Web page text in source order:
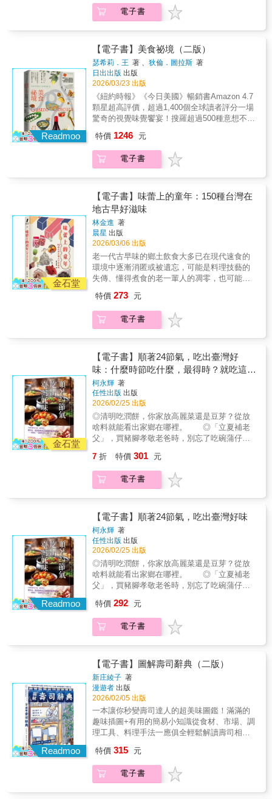
家的重要歷史背景簡介，還是哈瓦為每份食譜
所注入的周嚴細心。這本書讓人明顯感受到愛
與希望，我知道我一定會不時回來重讀。」
──Studio ATAO的主廚、教育家兼執行董事珍
妮‧多西（Jenny Dorsey）「流離失所不是一種
選擇──沒有人想要離開自己的家園。他們不是
被趕出去，就是為了逃避死亡和不公而離開。
即使這些流離失所的人離家鄉很遠很遠，他們
仍然可以聚在餐桌邊，找到自己的社群。在書
中，哈瓦美妙地向這些人、他們的故事和使他
們聚在一起的食譜致敬。」──美好市集的創辦
人卡瑪爾‧穆札瓦克「我好愛這本書！它讓我
我們的生活中重現家園的飲食有多麼重要。這
本書重現了流離失所、戰爭和韌性所帶來的感
受。」──婦女互助國際組織（Women for
for Earth）的作家和創辦人扎伊納布‧薩勒比
（Zainab Salbi）
民肖像◆ 黎巴嫩貝魯特的社運人士兼社區籌劃
者麥奇；剛果民主共和國金夏沙的愛蜜莉，大
家都跟她買貝涅餅；住在薩爾瓦多巴爾薩摩山
咖啡的種植、烘焙、品飲和分享是一種生活態
度。 ◆特別收錄◆透過QR碼聆聽所有食譜的發
音，在學習料理的同時，也學會說出每一道食
譜的正確名稱。在地的口音，把看似遙遠的國
度，拉近我們身邊。 無論外在的局勢如何，我
們為了還能聚在一起吃飯而感到溫暖。【更多
好評】「哈瓦很擅長透過故事將食物和情感交
只是一本食譜書，還是一趟在難以想像的失去
與混亂中獲得療癒的旅程。在每一章，我都有
學習到和感受到一些新的事物，無論是每個國
與希望，我知道我一定會不時回來重讀。」
──Studio ATAO的主廚、教育家兼執行董事珍
妮‧多西（Jenny Dorsey）「流離失所不是一種
選擇──沒有人想要離開自己的家園。他們不是
被趕出去，就是為了逃避死亡和不公而離開。
即使這些流離失所的人離家鄉很遠很遠，他們
仍然可以聚在餐桌邊，找到自己的社群。在書
中，哈瓦美妙地向這些人、他們的故事和使他
們聚在一起的食譜致敬。」──美好市集的創辦
人卡瑪爾‧穆札瓦克「我好愛這本書！它讓我
我們的生活中重現家園的飲食有多麼重要。這
本書重現了流離失所、戰爭和韌性所帶來的感
受。」──婦女互助國際組織（Women for
for Earth）的作家和創辦人扎伊納布‧薩勒比
（Zainab Salbi）
它絕對不嫌晚，歡迎來到了解得愈多就愈深奧
的「發酵世界」！
解、藉由練習與累積而來的素養。本書將從各
種飲食相關的面向，探討「美味」背後的祕
密：  一萬元的料理，真的比一千元的料
以被量化嗎？  如何判斷不同料理的價
值？  國家GDP的高低，等於其飲食文化
的豐富程度？  除了「好吃」，料理真正
追求的是什麼？  如何用5,000日圓，展開
你的美食評鑑之旅？  如何看待料理中的
「化學調味料」？  一位「懂吃」的老
饕，是怎麼養成的？  一流料理人都在做
差？  法式、義式、壽司或漢堡？白松
露、和牛、鮪魚或野味？商務社交必備的素
養，完整升級！ 當你開始看見這些料理背
飯，也能轉化為更精采的「知性體驗」！「日
日三餐，懂吃的人最好命！」翻開本書之前，
寫給所有愛吃鬼讀者的一段話： 「想吃美
味可口的食物」，絕大多數的人，都具有這樣
的本能。 另一方面，人們也會這麼
想： 「外食固然愉快，但只要考慮到其性
價比，有時還是會讓人覺得後悔。」 「像
是去了一家口碑很好的熱門餐廳，結果卻敗興
而歸。」 「說穿了，其實對於『美味』這
件事，每個人都有一套自己的標準……」
多的味道填飽肚子即可。」 「反正一天得
吃三次飯，偶爾吃得隨便一點也無
妨……」 像這樣想的人，我想應該不在少
餐食當一回事時，心裡不會有點內疚嗎？
餐食分為三個層次： 1.攝取營養；2.好吃；
3.美味 當我們要認真面對餐食之際，我希
望各位能明確區分這三種不同的層次，並給予
清楚的定義： 1.是一種求生行為。 2.是
一種本能的欲望。 3.則是一種文化上對知
識的好奇心。 以往我們習慣把所有餐食都
混為一談，故而找不到欣賞「飲食」的方
「好吃」而到餐廳用餐。 您會選擇什麼樣
呢？ 餐食，會呈現出一個人的生活態
度。 這本書，並不是為了那些想被追捧成
「老饕」或「美食家」的人所寫的成名指
南。 「我希望能不受他人的標準擺布，好
好享受用餐的樂趣。」 「我想知道那些不
斷推陳出新的『美味背後』，藏著什麼祕
密。」 「我想了解那些活躍於餐飲第一線
的職人，有哪些創意巧思。」 這本書，把
餐食定位為「豐富人生的方法」，而不是只為
了「攝取營養」。 若能具備本書中的素
養，就能澄清您對美食的誤解， 未來，還
有作為「知性體驗」的餐食，等您來品
嘗。 餐廳、廚師、顧客、日本、世
界。 我將從各種餐飲相關的切入點，探討
「美味」背後的故事。 美食，並不等於
現在，就讓我來為您介紹， 一位對「持續
創造文化的廚師」鍾情不已的美食家，他的所
思所想。
世界的植物性蛋白質平民食材， 閱讀研究豐
富、饒富趣味的放洋歷史與各種軼事。 ▍「豆
中軟玉香。」──蘇軾，〈贈南屏謙師〉，約一
○九一 ▍從淮南王的長生仙藥到俄羅斯的高麗
人流放地，豆腐進入人類的文明與生活日常的
坎坷旅程。 ＼＼走入一段令人驚異的豆腐全球
史／／ ＼＼窺探「平民超級食物」的靈魂與變
貌／／ 過去，在西方人眼中，豆腐就像小孩眼
中的紅蘿蔔：必須搗得稀碎、完全看不見並深
藏在千層焗烤裡才能下嚥；還有，只有「儀式
感」沒有「滿足感」的豆腐蛋糕，曾是許多中
淡無味的素食代用品，成為全球瘋搶的「植物
肉」蛋白質攝取主要來源，連乳酪蛋糕都可以
豆腐來替代乳酪（附食譜）。 平民超級食物
「豆腐」，自「意外」（起源傳說之一）誕生
以來，歷經約兩千年的史詩旅程，流浪中原、
日、韓、東亞、南亞、中亞、俄羅斯、非洲與
南美大陸等地，曾經被高高捧起，也被重摔在
地；歷經坎坷，終於成功進入了西方人的餐
桌。究竟，為何西方社會要去接受一塊平凡的
白色豆腐會這麼地艱難呢？作者羅素．湯瑪斯
翻閱十九世紀末諸多遊記與見聞的結論：這個
鍋，當由那些年旅行東方的西方富裕階層人士
氣的豆漿凝結物，承載了人類流動的記憶。 羅
素．湯瑪斯熱愛美食，追根究柢，從兩千年前
淮南王劉安的煉丹爐聊起，旁徵博引，爬梳豐
富文獻資料，從古代創世神話、研究文獻、藥
行者的遊記；探索豆腐的發明起源，製作方法
（可能）跟隨著遊牧民族的遷徙而流傳；從神
明、貴族的食物，下凡至民間，深入平民日常
飲食生活的種種變貌與文化象徵，以及當前的
大豆與豆腐產業鏈對生活環境的影響。 ▍我們
從來沒有思考過的豆腐冷知識： ❏ 起源之謎：
考據顯示，豆腐可能根本「並非源自中國」？
❏ 停留與流動：豆腐如何經由人群的遷徙而在
異鄉紮根 ❏ 語言禁忌：為什麼廣東話「食豆
腐」是種侮辱？ ❏ 文化象徵：在各地的常民生
活中的生活變貌。 ❏ 環保永續：一方白色的豆
腐，如何影響當今全球的環境永續與未來？ ＼
＼Ｑues.問題：豆腐是&hellip;&hellip;／／ 1.淮
南王劉安的長生仙藥 2.死去神明的大腦所化 3.
皆是。／／ 這是一部豆腐的世界史：再平凡不
過的平民食材「豆腐」放洋至全球的歷史，歷
經貶抑、頌讚，直達西方餐桌。我們閱讀，豆
腐經由人類的流動而旅行，透過歷史學家、中
醫師、移民、流放者、西方旅行者、餐館主理
人以及豆腐商人之眼，看見豆腐旅行、停留於
世界各地常民生活裡的實況敘事。 ▍人物與軼
豆腐。 ★日本漫畫《博兒的東瀛紀行》主角
「伊莎貝拉．博德」和豆腐有過數次不愉快的
邂逅。 ★日本NHK二○二五年晨間劇《怪談夫
妻》主角小泉八雲是老外，日本愛妻爆料他吃
安」煉丹的時候意外發明豆腐。 ★「豆腐」名
稱最早出現在十世紀的書《清異錄》。 ★安徽
副知州時戢戮力為公，不吃肉改吃素豆腐，當
地人戲稱為「小宰羊」。 ★豆腐古稱「黎祁」
真正起源至今依然成謎；最早記載於陸游的詩
作〈鄰曲〉。 ★孫逸仙曾說「大豆數千年來一
直被用作肉類替代品」並建議「在歐美各大城
市建立豆製品工廠」。 ★李石曾在巴黎開設了
歐洲第一家豆腐工廠「豆乳製品工廠」
Soja&iuml;ne）。 ★周恩來、鄧小平都曾因為
「勤工儉學」計畫，在李石曾的巴黎工廠工
作。 還有更多！ ▍好評推薦 ★「湯瑪斯這本
電子書
Readmoo
【電子書】美食祕境（二版）
瑟希莉．王 著 、狄倫．圖拉斯 著
日出出版 出版
2026/03/23 出版
《紐約時報》《今日美國》暢銷書Amazon 4.7
顆星超高評價，超過1,400個全球讀者評分一場
驚奇的視覺味覺饗宴！搜羅超過500種意想不到
烹飪傳統！「吃」可能是旅行經驗中最讓人深
入沉浸、直搗內心的一環了。需要每個感官的
參與：從小巷中廚房傳來的碗盤碰撞聲，熱油
世界各地的人因為飲食的必要和愉悅而彼此相
繫，若想窺見某地的核心，透過食物來體會是
最快的方式。準備好要來一杯智利的霧製啤酒
了嗎？還是來一份薩丁尼亞島的「神之紗線」
義大利麵？又或者是擁有2,000年技術傳承的埃
及爐烤蛋？還是美國奧勒岡州森林的罕見真菌
自助餐？涵蓋世界七大洲，滿載珍稀食材、美
食冒險和可食用的奇觀。令人歎為觀止的吃食
指南及故事，改變你對全球人類飲食的看法。
《美食祕境》不只是一份不尋常或出乎意料的
活中和腸胃中的重要地位，甚至還觸及各個層
面──歷史：追尋古羅馬魚露工廠的脈絡文化：
記錄400萬名婦女齊聚製作米布丁旅行：搭乘高
和國一年一度數千名男性集體搶魚還有其他更
多隱藏驚喜，像是全年無休的牡蠣自動販賣
機、每晚變身為塔可攤的汽車修理廠⋯⋯以及
彙整出你可能想進一步認識的「飲食先驅」故
事、所有人耳熟能詳的「家庭必備食材」，以
及「出走的美味」見證飲食文化在世界的流
轉⋯⋯每一頁內容都能滿足你身體及心靈的好
奇心與渴望。Airbnb認證投資，最炙手可熱的
食文章及1,350道獨特食物及飲料介紹。Atlas
立於2009年，旨在介紹世界各地最有趣、珍
奇、冷僻、不為人知的旅遊地點及體驗，他們
向網友募集世界私房景點，旅遊文章涵蓋歷
史、科學、飲食、奇人異事等主題。在獲得包
含《紐約時報》在內的投資者資金後，他們開
始了旅遊導覽服務，並於2017年底，新增加了
Gastro Obscura內容，介紹世界上最獨特的地
方美食及各種飲食故事。2019年，Atlas
Obscura獲得來自Airbnb的2,000萬美元投資，
經營重心加強至提供更多元的旅遊行程，以及
各種短程旅行和體驗課程／行程。不同於一般
傳統旅行團，他們設計了諸如前往墨西哥見證
帝王蝶遷徙，或是到里斯本學習製作葡式蛋塔
等更深入在地文化且與眾不同的主題行程。
2020年由華倫．韋伯斯特（Warren Webster）
出任新任CEO，他過去曾任新聞平台Patch
（Gwyneth Paltrow）的生活風格品牌goop的營
運長，及時尚部網站Coveteur的總裁兼CEO。
目前Atlas Obscura網站每個月有600萬訪客，
並擁有超過22,000個由世界各地網友所提供的
景點、11,000則旅遊文章以及上千團旅遊體
驗。因應COVID-19的影響，也開啟了線上課程
／體驗、Podcast及深度主題影片等服務，並於
量驚人的華麗照片，與其說令人垂涎，更像是
讓人大開眼界，滿足了（而且通常是平息了）
不出門美食家的胃口。結合120國及各大洲……
他們創造出美食的珍奇屋。──《紐約時報》
特價 1246 元
電子書
金石堂
【電子書】味蕾上的童年：150種台灣在
地古早好滋味
林金進 著
晨星 出版
2026/03/06 出版
老一代古早味的鄉土飲食大多已在現代速食的
環境中逐漸消匿或被遺忘，可能是料理技藝的
失傳、懂得煮食的老一輩人的凋零，也可能是
現代人附庸懷舊的新鮮味。書中所述種種飲食
記憶與紀錄，是來自一位從小生長在近海小農
村花甲男孩的浪漫，一股單純的起心動念，將
的簡單過日。本書超過150種的鄉土飲食：諸如
番薯簽、蔗糖稀飯、烏魚米粉、火雞肉飯、豬
油拌飯、絲瓜豆簽、羹麵、炸粿、米血、米
腸、炕肉飯、竹蟶、赤嘴漬、炒五鬚蝦、曇花
排骨、腥仔魚、四腳湯、炒蝸牛肉、虎鰻、肚
猴、菜尾湯、芋懷、風吹筍、醃芭樂、燒酒
螺、甜米糕捲、炸年糕、芋粿巧、肉捲、炸絲
瓜花、紅漬芒果乾、免煎粿、炕窯番薯、番仔
豆、薑柿餅蛋、醃桃子……不管是否耳熟能詳
或任你一頭霧水，聽過沒看過、想過沒吃過、
舌尖回味無窮。本書特色1.專家常言童年飲食
的記憶會影響未來一生的飲食習慣，甚至對於
美食的鑑賞能力或故鄉的回憶也肇基於童年的
古早食物超過一百五十種，藉由食物來喚回
三、四、五、六年級生對童年的記憶，以及物
質匱乏但精神生活滿足的美好年代，形塑屬於
台灣在地的古早飲食文化。2.一文搭配一圖方
式呈現，重現古早味食物原型韻味，補足曾吃
過或未曾吃過的現代讀者一種閱讀想像與享
受。這些食物，可能因會烹製的老人凋零而消
文字、照片，將這份美好的飲食記憶分享給眾
人，並傳承給下一代。
特價 273 元
電子書
金石堂
【電子書】順著24節氣，吃出臺灣好
味：什麼時節吃什麼，最得時？就吃這一
道道被時光浸潤過的臺灣美味—錯過了，
就得再等一年。
柯永輝 著
任性出版 出版
2026/02/25 出版
◎清明吃潤餅，你家放高麗菜還是豆芽？從放
啥料就能看出家鄉在哪裡。 ◎「立夏補老
父」，買豬腳孝敬老爸時，別忘了吃碗蒲仔
菜，在處暑時最適合供「好兄弟」填飽肚
子。 ◎要不超喜歡，要不超討厭，臺灣人
對茄子的喜好，沒有中間路線──立秋。 什麼時
他出生、成長於北投閩南家庭。 家中長輩
是臺灣傳統酒家菜餐廳的股東， 學生時
期，當同學們的午餐鐵盒裡躺著樸實的滷蛋和
豆干時， 他的便當蓋一掀，蒸騰出的卻是
蒲燒鰻、大蝦，或是炒什錦雞蛋麵的香
氣。 前一晚餐廳剩下的「食材」，總是華
麗轉身，成了他午餐的豪華陣容。 政
大新聞研究所畢業後，他投身《聯合
報》， 從此展開了「以筆代筷」的記者生
好。 要快，因為你永遠不知道「新聞之
神」何時降臨，所以吃飯得快。 要好，畢
竟飯局不少，從應酬大宴吃到搏感情的宵夜小
利用這要快也要好的工作空檔， 鑽進街頭
巷尾，循著24節氣尋找臺灣美食。 傳統的
24節氣發源於黃河流域，氣候與亞熱帶的臺灣
有著微妙的差異， 例如：臺灣幾乎不存在
小雪、大雪；秋分還很熱，立冬也還不
冷。 不過，這些「在地化誤差」，反倒成
了觀察美食最有趣的切入點： ．立
的共同鄉愁。 外省伯伯酷愛韭菜盒，中
南部則有平民美食炸韭菜捲、蚵嗲， 而
以豆豉、肉末、韭菜快炒，下飯的「蒼蠅
7 折 特價 301 元
電子書
Readmoo
【電子書】順著24節氣，吃出臺灣好味
柯永輝 著
任性出版 出版
2026/02/25 出版
◎清明吃潤餅，你家放高麗菜還是豆芽？從放
啥料就能看出家鄉在哪裡。 ◎「立夏補老
父」，買豬腳孝敬老爸時，別忘了吃碗蒲仔
菜，在處暑時最適合供「好兄弟」填飽肚
子。 ◎要不超喜歡，要不超討厭，臺灣人
對茄子的喜好，沒有中間路線──立秋。 什麼時
他出生、成長於北投閩南家庭。 家中長輩
是臺灣傳統酒家菜餐廳的股東， 學生時
期，當同學們的午餐鐵盒裡躺著樸實的滷蛋和
豆干時， 他的便當蓋一掀，蒸騰出的卻是
蒲燒鰻、大蝦，或是炒什錦雞蛋麵的香
氣。 前一晚餐廳剩下的「食材」，總是華
麗轉身，成了他午餐的豪華陣容。 政
大新聞研究所畢業後，他投身《聯合
報》， 從此展開了「以筆代筷」的記者生
好。 要快，因為你永遠不知道「新聞之
神」何時降臨，所以吃飯得快。 要好，畢
竟飯局不少，從應酬大宴吃到搏感情的宵夜小
特價 292 元
電子書
Readmoo
【電子書】圖解壽司辭典（二版）
新庄綾子 著
漫遊者 出版
2026/02/05 出版
一本讓你秒變壽司達人的超美味圖鑑！滿滿的
趣味插圖+有用的簡易小知識從食材、市場、調
理工具、料理手法一應俱全輕鬆解讀壽司相關
一次看懂！◆解鎖壽司美味的關鍵食材與究極
奧義。◆探索握壽司、押壽司、太卷壽司等經
典必吃款。◆收錄壽司歌曲、浮世繪、紀念日
特價 315 元
電子書